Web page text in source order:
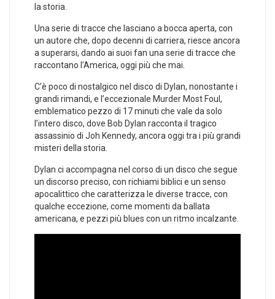
la storia.
Una serie di tracce che lasciano a bocca aperta, con
un autore che, dopo decenni di carriera, riesce ancora
a superarsi, dando ai suoi fan una serie di tracce che
raccontano l’America, oggi più che mai.
C’è poco di nostalgico nel disco di Dylan, nonostante i
grandi rimandi, e l’eccezionale Murder Most Foul,
emblematico pezzo di 17 minuti che vale da solo
l’intero disco, dove Bob Dylan racconta il tragico
assassinio di Joh Kennedy, ancora oggi tra i più grandi
misteri della storia.
Dylan ci accompagna nel corso di un disco che segue
un discorso preciso, con richiami biblici e un senso
apocalittico che caratterizza le diverse tracce, con
qualche eccezione, come momenti da ballata
americana, e pezzi più blues con un ritmo incalzante.